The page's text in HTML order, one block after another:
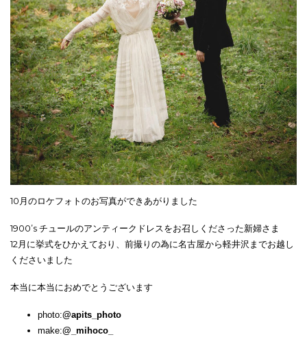
10月のロケフォトのお写真ができあがりました
1900’s チュールのアンティークドレスをお召しくださった新婦さま
12月に挙式をひかえており、前撮りの為に名古屋から軽井沢までお越し
くださいました
本当に本当におめでとうございます
photo:@apits_photo
make:@_mihoco_